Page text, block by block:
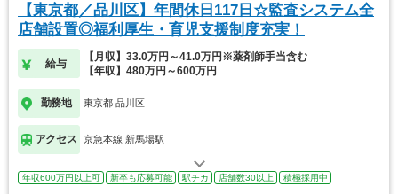
【東京都／品川区】年間休日117日☆監査システム全
店舗設置◎福利厚生・育児支援制度充実！
給与
【月収】33.0万円～41.0万円※薬剤師手当含む
【年収】480万円～600万円
勤務地 東京都 品川区
アクセス 京急本線 新馬場駅
年収600万円以上可 新卒も応募可能 駅チカ 店舗数30以上 積極採用中